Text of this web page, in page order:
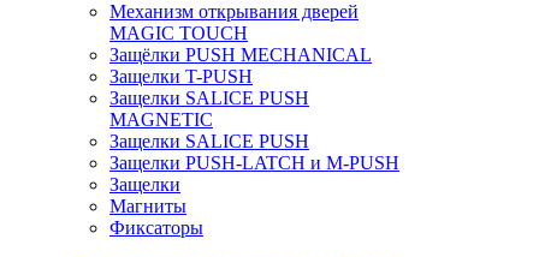
Механизм открывания дверей
MAGIC TOUCH
Защёлки PUSH MECHANICAL
Защелки T-PUSH
Защелки SALICE PUSH
MAGNETIC
Защелки SALICE PUSH
Защелки PUSH-LATCH и M-PUSH
Защелки
Магниты
Фиксаторы